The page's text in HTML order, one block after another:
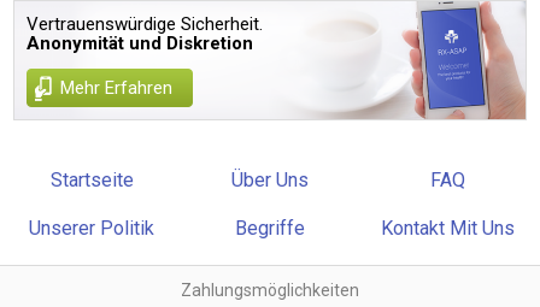
Vertrauenswürdige Sicherheit.
Anonymität und Diskretion
Mehr Erfahren
Startseite Über Uns FAQ
Unserer Politik Begriffe Kontakt Mit Uns
Zahlungsmöglichkeiten